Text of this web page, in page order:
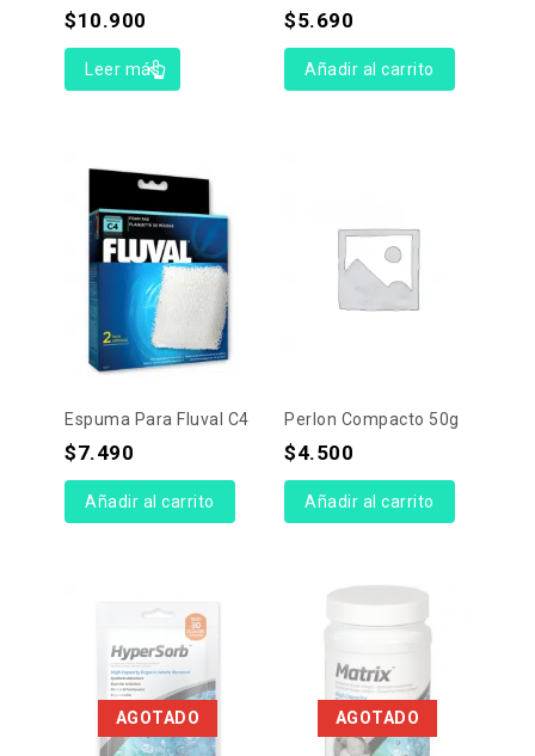
$10.900
Leer más
$5.690
Añadir al carrito
Espuma Para Fluval C4
$7.490
Añadir al carrito
Perlon Compacto 50g
$4.500
Añadir al carrito
AGOTADO AGOTADO